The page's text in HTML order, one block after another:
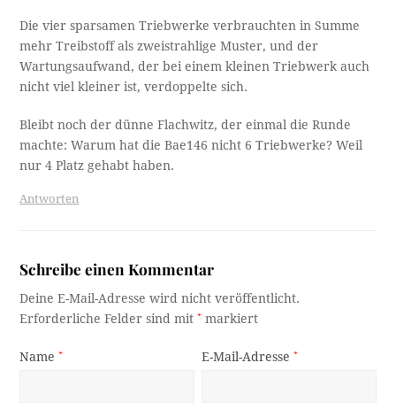
Die vier sparsamen Triebwerke verbrauchten in Summe
mehr Treibstoff als zweistrahlige Muster, und der
Wartungsaufwand, der bei einem kleinen Triebwerk auch
nicht viel kleiner ist, verdoppelte sich.
Bleibt noch der dünne Flachwitz, der einmal die Runde
machte: Warum hat die Bae146 nicht 6 Triebwerke? Weil
nur 4 Platz gehabt haben.
Antworten
Schreibe einen Kommentar
Deine E-Mail-Adresse wird nicht veröffentlicht.
Erforderliche Felder sind mit* markiert
Name* E-Mail-Adresse*